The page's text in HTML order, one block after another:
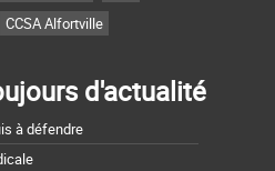
CCSA Alfortville
d'actualité
à défendre